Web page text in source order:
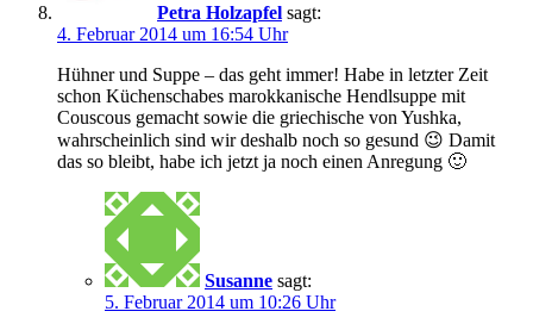
Petra Holzapfel sagt:
4. Februar 2014 um 16:54 Uhr
Hühner und Suppe – das geht immer! Habe in letzter Zeit
schon Küchenschabes marokkanische Hendlsuppe mit
Couscous gemacht sowie die griechische von Yushka,
wahrscheinlich sind wir deshalb noch so gesund 😉 Damit
das so bleibt, habe ich jetzt ja noch einen Anregung 🙂
Susanne sagt:
5. Februar 2014 um 10:26 Uhr